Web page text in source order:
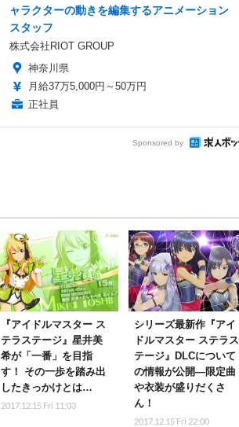
ャラクターの動きを編集するアニメーション
スタッフ
株式会社RIOT GROUP
神奈川県
月給37万5,000円～50万円
正社員
Sponsored by
『アイドルマスター ス
テラステージ』星井美
希が「一番」を目指
す！ その一歩を踏み出
したきっかけとは…
2017.12.15 Fri 11:03
シリーズ最新作『アイ
ドルマスター ステラス
テージ』DLCについて
の情報が公開―限定曲
や衣装が盛りだくさ
ん！
2017.12.15 Fri 22:00